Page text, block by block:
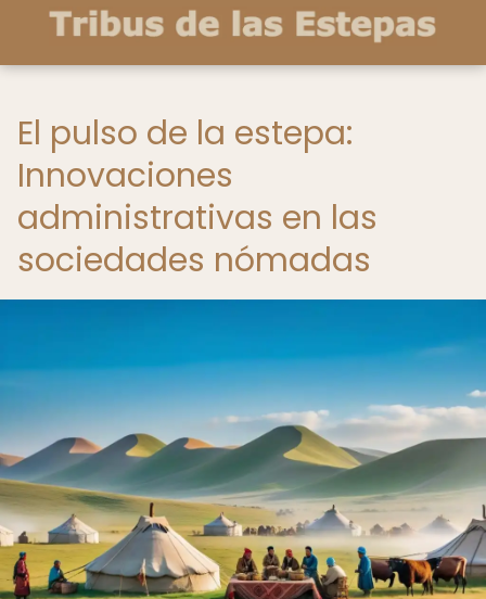
El pulso de la estepa:
Innovaciones
administrativas en las
sociedades nómadas